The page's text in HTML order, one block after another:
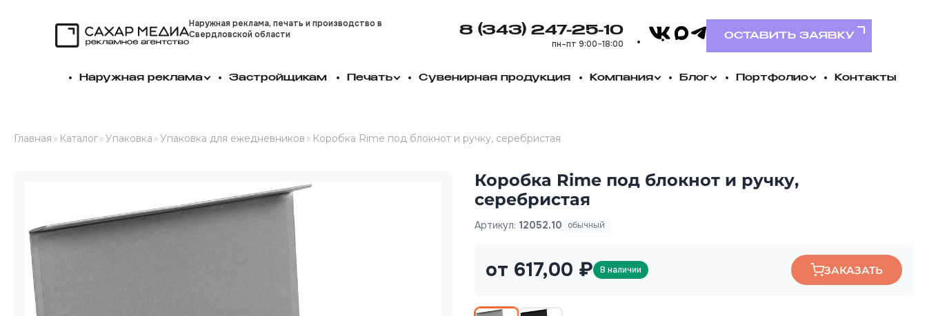
Наружная реклама, печать и производство в
Свердловской области
8 (343) 247-25-10
пн–пт 9:00–18:00
VK MAXTelegramОСТАВИТЬ ЗАЯВКУ
Наружная реклама Застройщикам Печать Сувенирная продукция Компания Блог Портфолио Контакты
Главная » Каталог»Упаковка »Упаковка для ежедневников » Коробка Rime под блокнот и ручку, серебристая
Коробка Rime под блокнот и ручку,
серебристая
Артикул: 12052.10 обычный
от 617,00 ₽ В наличии ЗАКАЗАТЬ